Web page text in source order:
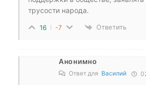
трусости народа.
16 -7 Ответить
Анонимно
Ответ для Василий